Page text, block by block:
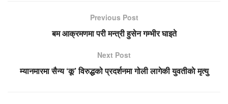
Previous Post
बम आक्रमणमा परी मन्त्री हुसेन गम्भीर घाइते
Next Post
म्यानमारमा सैन्य ‘कू’ विरुद्धको प्रदर्शनमा गोली लागेकी युवतीकाे मृत्यु